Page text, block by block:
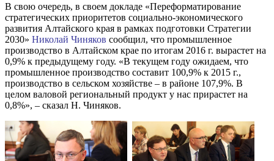
В свою очередь, в своем докладе «Переформатирование
стратегических приоритетов социально-экономического
развития Алтайского края в рамках подготовки Стратегии
2030» Николай Чиняков сообщил, что промышленное
производство в Алтайском крае по итогам 2016 г. вырастет на
0,9% к предыдущему году. «В текущем году ожидаем, что
промышленное производство составит 100,9% к 2015 г.,
производство в сельском хозяйстве – в районе 107,9%. В
целом валовой региональный продукт у нас прирастет на
0,8%», – сказал Н. Чиняков.